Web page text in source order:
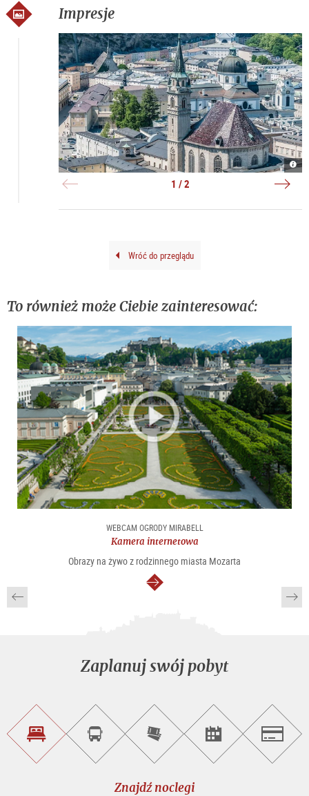
Impresje
||
1 / 2
Wróć do przeglądu
To również może Ciebie zainteresować:
WEBCAM OGRODY MIRABELL
Kamera internetowa
Obrazy na żywo z rodzinnego miasta Mozarta
dalej
Zaplanuj swój pobyt
Znajdź
noclegi
Rezerwacja
wycieczek
Kup
bilety
on-
Szukaj
imprez
Znajdź noclegi